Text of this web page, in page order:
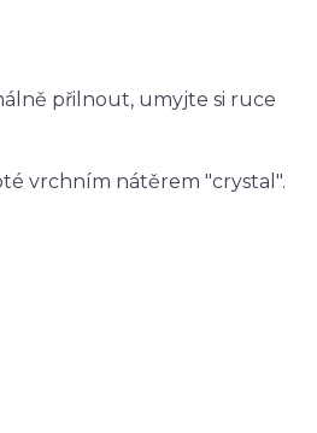
přilnout, umyjte si ruce
vrchním nátěrem "crystal".